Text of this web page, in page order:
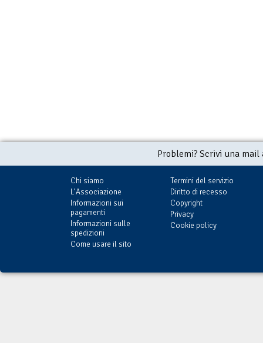
Problemi? Scrivi una
Chi siamo
L'Associazione
Informazioni sui
pagamenti
Informazioni sulle
spedizioni
Come usare il sito
Termini del servizio
Diritto di recesso
Copyright
Privacy
Cookie policy